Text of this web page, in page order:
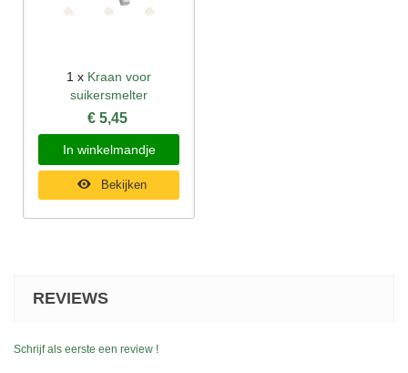
1 x Kraan voor
suikersmelter
€ 5,45
In winkelmandje
Bekijken
REVIEWS
Schrijf als eerste een review !